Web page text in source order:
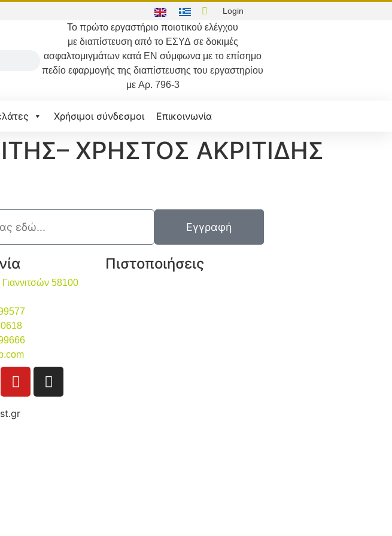
Login
Τοπρώτο εργαστήριο ποιοτικού ελέγχου
με διαπίστευση από το ΕΣΥΔ σε δοκιμές
ασφαλτομιγμάτων κατά ΕΝ σύμφωνα με το επίσημο
πεδίο εφαρμογής της διαπίστευσης του εργαστηρίου
με Αρ. 796-3
Χρήσιμοι σύνδεσμοι Επικοινωνία
ΧΡΗΣΤΟΣ ΑΚΡΙΤΙΔΗΣ
Εγγραφή
58100
Πιστοποιήσεις